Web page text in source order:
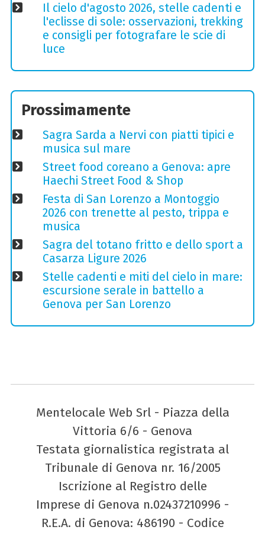
Il cielo d'agosto 2026, stelle cadenti e
l'eclisse di sole: osservazioni, trekking
e consigli per fotografare le scie di
luce
Prossimamente
Sagra Sarda a Nervi con piatti tipici e
musica sul mare
Street food coreano a Genova: apre
Haechi Street Food & Shop
Festa di San Lorenzo a Montoggio
2026 con trenette al pesto, trippa e
musica
Sagra del totano fritto e dello sport a
Casarza Ligure 2026
Stelle cadenti e miti del cielo in mare:
escursione serale in battello a
Genova per San Lorenzo
Mentelocale Web Srl - Piazza della
Vittoria 6/6 - Genova
Testata giornalistica registrata al
Tribunale di Genova nr. 16/2005
Iscrizione al Registro delle
Imprese di Genova n.02437210996 -
R.E.A. di Genova: 486190 - Codice